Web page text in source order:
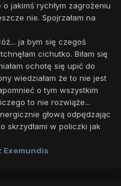
o jakimś rychłym zagrożeniu
nie. Spojrzałam na
ja bym się czegoś
cichutko. Biłam się
ochotę się upić do
wiedziałam że to nie jest
o tym wszystkim
to nie rozwiąże...
głową odpędzając
skrzydłami w policzki jak
Exemundis